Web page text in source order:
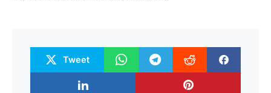
Tweet